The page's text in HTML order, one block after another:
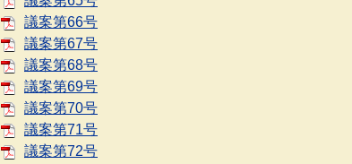
議案第66号
議案第67号
議案第68号
議案第69号
議案第70号
議案第71号
議案第72号